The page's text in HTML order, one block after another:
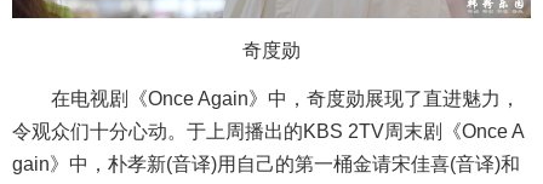
奇度勋
在电视剧《Once Again》中，奇度勋展现了直进魅力，
令观众们十分心动。于上周播出的KBS 2TV周末剧《Once A
gain》中，朴孝新(音译)用自己的第一桶金请宋佳喜(音译)和